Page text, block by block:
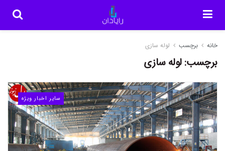
خانه برچسب لوله سازی
برچسب:لوله سازی
سایر اخبار ویژه